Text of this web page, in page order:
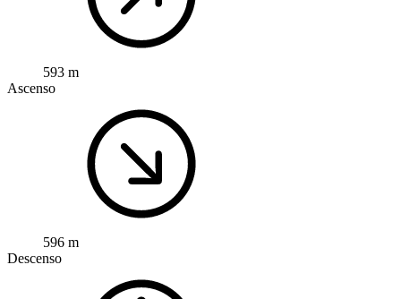
593 m
Ascenso
596 m
Descenso